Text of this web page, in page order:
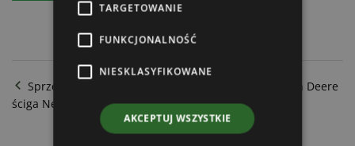
Sprzedaż ciągników rolniczych w październiku. John Deere
ściga New Hollanda
Maszyny z wynajmu i od sąsiada
TARGETOWANIE
FUNKCJONALNOŚĆ
NIESKLASYFIKOWANE
AKCEPTUJ WSZYSTKIE